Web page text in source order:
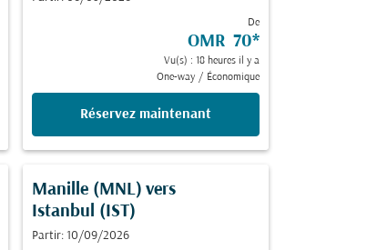
De
OMR 70*
Vu(s) : 18 heures il y a
One-way / Économique
Réservez maintenant
Manille (MNL) vers
Istanbul (IST)
Partir: 10/09/2026